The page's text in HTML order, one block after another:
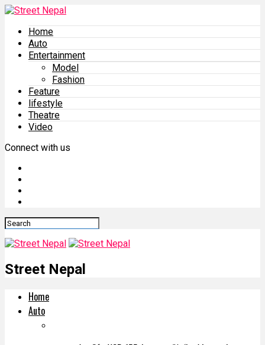
Home
Auto
Entertainment
Model
Fashion
Feature
lifestyle
Theatre
Video
Connect with us
Street Nepal
Home
Auto